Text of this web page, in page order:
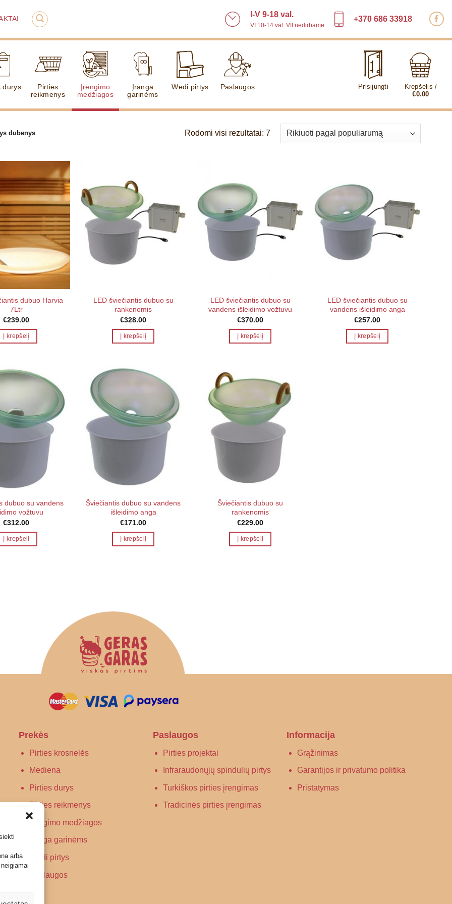
arba
I-V 9-18 val.
VI 10-14 val. VII nedirbame
+370 686 33918
durys
Pirties
reikmenys
Įrengimo
medžiagos
Įranga
garinėms
Wedi pirtys Paslaugos Prisijungti
Krepšelis /
€0.00
dubenys Rodomi visi rezultatai: 7Rūšiuojama
pagal
dubuo Harvia
7Ltr
€239.00
Į krepšelį
LED šviečiantis dubuo su
rankenomis
€328.00
Į krepšelį
LED šviečiantis dubuo su
vandens išleidimo vožtuvu
€370.00
Į krepšelį
LED šviečiantis dubuo su
vandens išleidimo anga
€257.00
Į krepšelį
dubuo su vandens
vožtuvu
€312.00
Į krepšelį
Šviečiantis dubuo su vandens
išleidimo anga
€171.00
Į krepšelį
Šviečiantis dubuo su
rankenomis
€229.00
Į krepšelį
Prekės
Pirties krosnelės
Mediena
Pirties durys
Pirties reikmenys
Įrengimo medžiagos
Įranga garinėms
Wedi pirtys
Paslaugos
Paslaugos
Pirties projektai
Infraraudonųjų spindulių pirtys
Turkiškos pirties įrengimas
Tradicinės pirties įrengimas
Informacija
Grąžinimas
Garantijos ir privatumo politika
Pristatymas